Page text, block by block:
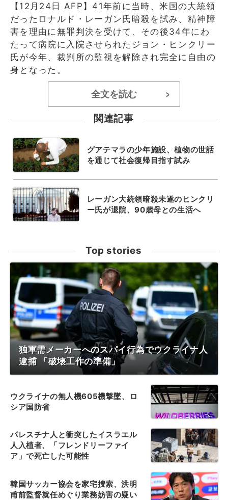
【12月24日 AFP】41年前に当時、米国の大統領
だったロナルド・レーガン氏暗殺を試み、精神障
害を理由に無罪判決を受けて、その後34年にわ
たって病院に入院させられたジョン・ヒンクリー
氏が今年、裁判所の監視を解除され完全に自由の
身となった。
全文を読む >
関連記事
グアテマラの少年施設、植物の世話
を通じて社会復帰目指す試み
レーガン大統領暗殺未遂のヒンクリ
ー氏が退院、90歳母との生活へ
Top stories
独軍需メーカーへのスパイ行為でウクライナ人
逮捕 「破壊工作の準備」
ウクライナの無人機605機撃墜、ロ
シア国防省
パレスチナ人と衝突したイスラエル
人入植者、「フレンドリーファイ
ア」で死亡した可能性
韓国サッカー協会を家宅捜索、洪明
甫前監督就任めぐり業務妨害の疑い